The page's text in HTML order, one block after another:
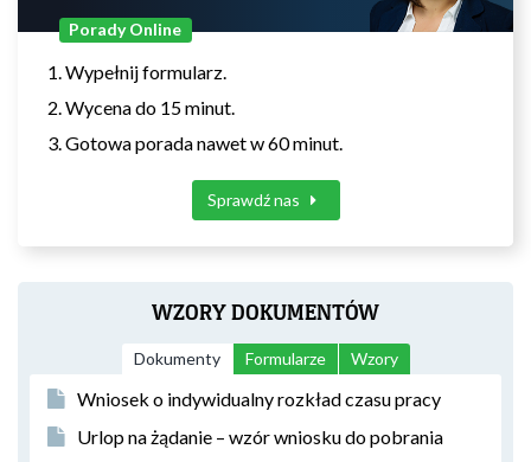
Porady Online
Wypełnij formularz.
Wycena do 15 minut.
Gotowa porada nawet w 60 minut.
Sprawdź nas
WZORY DOKUMENTÓW
Dokumenty Formularze Wzory
Wniosek o indywidualny rozkład czasu pracy
Urlop na żądanie – wzór wniosku do pobrania